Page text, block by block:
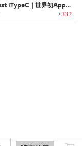
PhotoFast iTypeC｜世界初Apple専用USB Type-Cストレージ「iType-C（アイタイプシー）」
+332